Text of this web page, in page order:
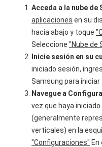
Acceda a la nube de
aplicaciones en su
hacia abajo y toque
Seleccione"Nube de
Inicie sesión en su
iniciado sesión,
Samsung para iniciar
Navegue a
vez que haya
(generalmente
verticales) en la
"Configuraciones"